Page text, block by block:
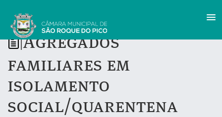
Agregados
familiares em
isolamento
social/quarentena